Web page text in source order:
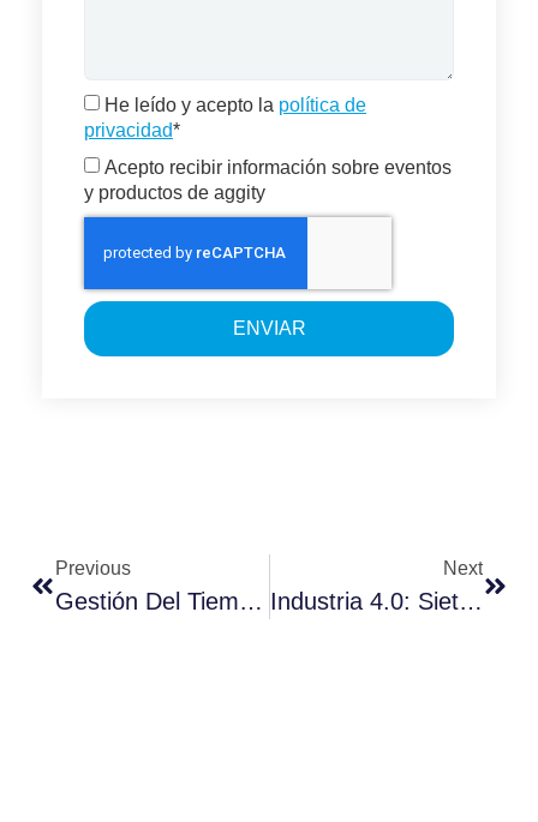
He leído y acepto la política de
privacidad*
Acepto recibir información sobre eventos
y productos de aggity
ENVIAR
Previous
Gestión Del Tiempo De Trabajo, En El Corazón De La Productividad
Next
Industria 4.0: Siete Ventajas De Un Sistema Social MES